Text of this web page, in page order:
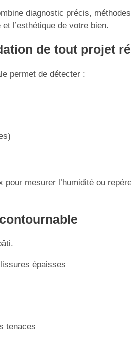
diagnostic précis,
l’esthétique de votre bien.
de tout projet
permet de détecter :
mesurer l’humidité ou
épaisses
tenaces